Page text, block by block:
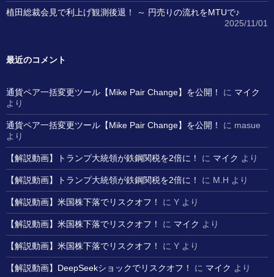
植田総裁会見で利上げ観測後退！ ～ 円売りの流れをMTUで♪
2025/11/01
最近のコメント
通貨ペア一括変更ツール【Mike Pair Change】を公開！ に マイク
より
通貨ペア一括変更ツール【Mike Pair Change】を公開！ に masue
より
【解説動画】トランプ大統領が鉄鋼関税を2倍に！ に マイク より
【解説動画】トランプ大統領が鉄鋼関税を2倍に！ に M.H より
【解説動画】米国株下落でリスクオフ！ に Y より
【解説動画】米国株下落でリスクオフ！ に マイク より
【解説動画】米国株下落でリスクオフ！ に Y より
【解説動画】DeepSeekショックでリスクオフ！ に マイク より